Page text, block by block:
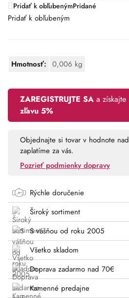
Pridať k obľubenýmPridané
Pridať k obľubeným
Hmotnosť 0,006 kg
ZAREGISTRUJTE SA a získajte
zľavu 5%
Objednajte si tovar v hodnote nad
zaplatíme za vás.
Pozrieť podmienky dopravy
Rýchle doručenie
Široký sortiment
S vášňou od roku 2005
Všetko skladom
Doprava zadarmo nad 70€
Kamenné predajne